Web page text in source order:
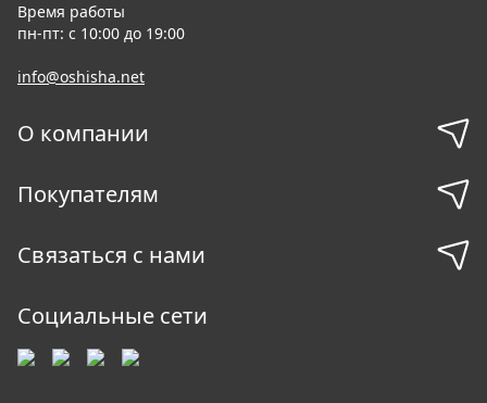
Время работы
пн-пт: с 10:00 до 19:00
info@oshisha.net
О компании
Покупателям
Связаться с нами
Социальные сети